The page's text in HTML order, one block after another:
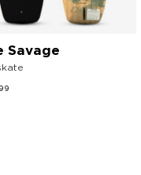
Savage
99